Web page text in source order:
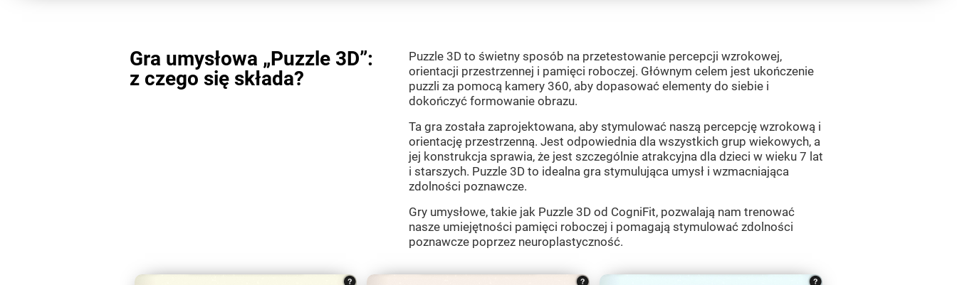
Gra umysłowa „Puzzle 3D”:
z czego się składa?
Puzzle 3D to świetny sposób na przetestowanie percepcji wzrokowej,
orientacji przestrzennej i pamięci roboczej. Głównym celem jest ukończenie
puzzli za pomocą kamery 360, aby dopasować elementy do siebie i
dokończyć formowanie obrazu.
Ta gra została zaprojektowana, aby stymulować naszą percepcję wzrokową i
orientację przestrzenną. Jest odpowiednia dla wszystkich grup wiekowych, a
jej konstrukcja sprawia, że jest szczególnie atrakcyjna dla dzieci w wieku 7 lat
i starszych. Puzzle 3D to idealna gra stymulująca umysł i wzmacniająca
zdolności poznawcze.
Gry umysłowe, takie jak Puzzle 3D od CogniFit, pozwalają nam trenować
nasze umiejętności pamięci roboczej i pomagają stymulować zdolności
poznawcze poprzez neuroplastyczność.